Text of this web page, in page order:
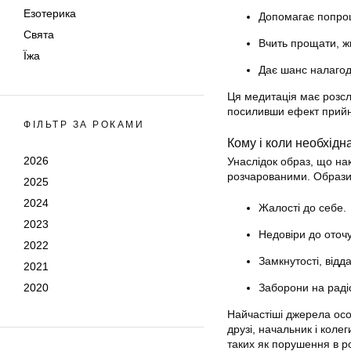
Езотерика
Свята
Їжа
ФІЛЬТР ЗА РОКАМИ
2026
2025
2024
2023
2022
2021
2020
Допомагає
Вчить прощати,
Дає шанс
Ця медитація має
посиливши ефект
Кому і коли
Унаслідок образ, що
розчарованими.
Жалості до себе.
Недовіри до
Замкнутості,
Заборони на
Найчастіші джерела
друзі, начальник і
таких як порушення в